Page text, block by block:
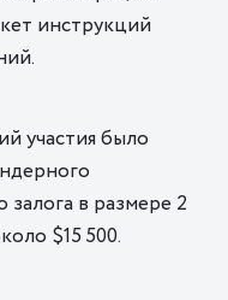
инструкций
участия было
залога в размере 2
$15 500.